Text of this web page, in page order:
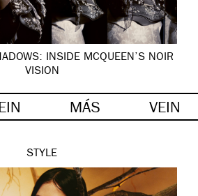
INSIDE MCQUEEN’S NOIR
VISION
MÁS VEIN
STYLE